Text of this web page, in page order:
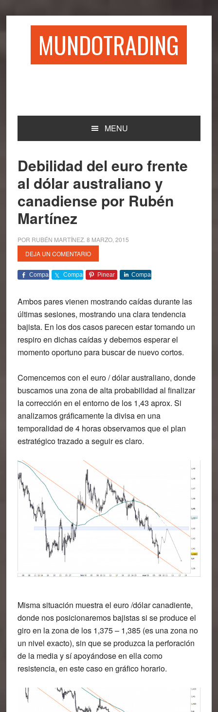
MUNDOTRADING
MENU
Debilidad del euro frente
al dólar australiano y
canadiense por Rubén
Martínez
POR RUBÉN MARTÍNEZ. 8 MARZO, 2015
DEJA UN COMENTARIO
Comparte Comparte Pinear Comparte
Ambos pares vienen mostrando caídas durante las
últimas sesiones, mostrando una clara tendencia
bajista. En los dos casos parecen estar tomando un
respiro en dichas caídas y debemos esperar el
momento oportuno para buscar de nuevo cortos.
Comencemos con el euro / dólar australiano, donde
buscamos una zona de alta probabilidad al finalizar
la corrección en el entorno de los 1,43 aprox. Si
analizamos gráficamente la divisa en una
temporalidad de 4 horas observamos que el plan
estratégico trazado a seguir es claro.
Misma situación muestra el euro /dólar canadiente,
donde nos posicionaremos bajistas si se produce el
giro en la zona de los 1,375 – 1,385 (es una zona no
un nivel exacto), sin que se produzca la perforación
de la media y sí apoyándose en ella como
resistencia, en este caso en gráfico horario.